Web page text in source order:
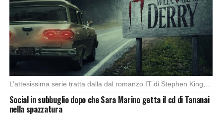
Social in subbuglio dopo che Sara Marino getta il cd di Tananai
nella spazzatura